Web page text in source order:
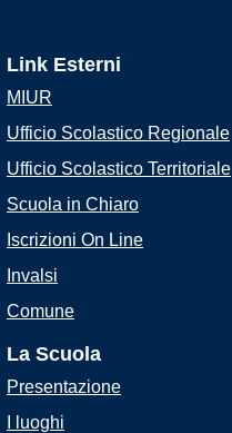
Link Esterni
MIUR
Ufficio Scolastico Regionale
Ufficio Scolastico Territoriale
Scuola in Chiaro
Iscrizioni On Line
Invalsi
Comune
La Scuola
Presentazione
I luoghi